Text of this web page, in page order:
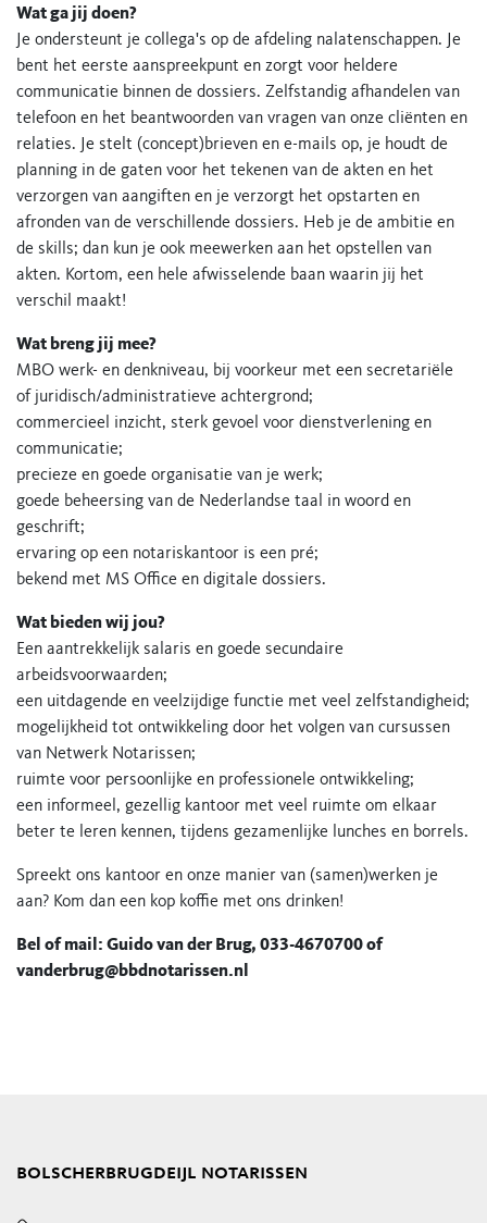
Wat ga jij doen?
Je ondersteunt je collega's op de afdeling nalatenschappen. Je
bent het eerste aanspreekpunt en zorgt voor heldere
communicatie binnen de dossiers. Zelfstandig afhandelen van
telefoon en het beantwoorden van vragen van onze cliënten en
relaties. Je stelt (concept)brieven en e-mails op, je houdt de
planning in de gaten voor het tekenen van de akten en het
verzorgen van aangiften en je verzorgt het opstarten en
afronden van de verschillende dossiers. Heb je de ambitie en
de skills; dan kun je ook meewerken aan het opstellen van
akten. Kortom, een hele afwisselende baan waarin jij het
verschil maakt!
Wat breng jij mee?
MBO werk- en denkniveau, bij voorkeur met een secretariële
of juridisch/administratieve achtergrond;
commercieel inzicht, sterk gevoel voor dienstverlening en
communicatie;
precieze en goede organisatie van je werk;
goede beheersing van de Nederlandse taal in woord en
geschrift;
ervaring op een notariskantoor is een pré;
bekend met MS Office en digitale dossiers.
Wat bieden wij jou?
Een aantrekkelijk salaris en goede secundaire
arbeidsvoorwaarden;
een uitdagende en veelzijdige functie met veel zelfstandigheid;
mogelijkheid tot ontwikkeling door het volgen van cursussen
van Netwerk Notarissen;
ruimte voor persoonlijke en professionele ontwikkeling;
een informeel, gezellig kantoor met veel ruimte om elkaar
beter te leren kennen, tijdens gezamenlijke lunches en borrels.
Spreekt ons kantoor en onze manier van (samen)werken je
aan? Kom dan een kop koffie met ons drinken!
Bel of mail: Guido van der Brug, 033-4670700 of
vanderbrug@bbdnotarissen.nl
bolscherbrugdeijl notarissen